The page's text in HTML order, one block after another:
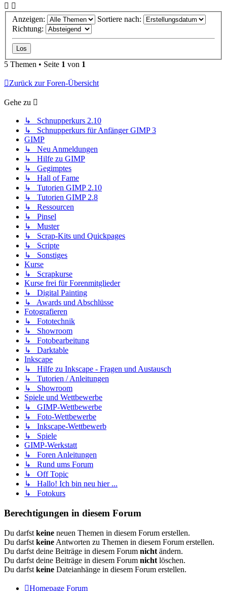
Anzeigen:
Sortiere nach:
Richtung:
5 Themen • Seite 1 von 1
Zurück zur Foren-Übersicht
Gehe zu
↳ Schnupperkurs 2.10
↳ Schnupperkurs für Anfänger GIMP 3
GIMP
↳ Neu Anmeldungen
↳ Hilfe zu GIMP
↳ Gegimptes
↳ Hall of Fame
↳ Tutorien GIMP 2.10
↳ Tutorien GIMP 2.8
↳ Ressourcen
↳ Pinsel
↳ Muster
↳ Scrap-Kits und Quickpages
↳ Scripte
↳ Sonstiges
Kurse
↳ Scrapkurse
Kurse frei für Forenmitglieder
↳ Digital Painting
↳ Awards und Abschlüsse
Fotografieren
↳ Fototechnik
↳ Showroom
↳ Fotobearbeitung
↳ Darktable
Inkscape
↳ Hilfe zu Inkscape - Fragen und Austausch
↳ Tutorien / Anleitungen
↳ Showroom
Spiele und Wettbewerbe
↳ GIMP-Wettbewerbe
↳ Foto-Wettbewerbe
↳ Inkscape-Wettbewerb
↳ Spiele
GIMP-Werkstatt
↳ Foren Anleitungen
↳ Rund ums Forum
↳ Off Topic
↳ Hallo! Ich bin neu hier ...
↳ Fotokurs
Berechtigungen in diesem Forum
Du darfst keine neuen Themen in diesem Forum erstellen.
Du darfst keine Antworten zu Themen in diesem Forum erstellen.
Du darfst deine Beiträge in diesem Forum nicht ändern.
Du darfst deine Beiträge in diesem Forum nicht löschen.
Du darfst keine Dateianhänge in diesem Forum erstellen.
Homepage Forum